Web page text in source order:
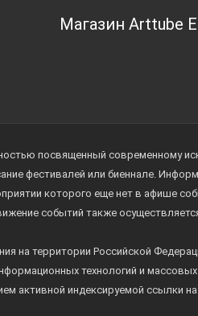
Магазин Arttube
посвященный современному
фестивалей или биеннале.
которого еще нет в афише
событий также
на территории Российской
технологий и
активной индексируемой ссылки на